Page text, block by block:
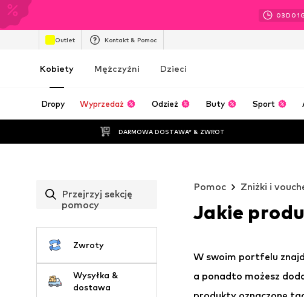
03D 01
Outlet Kontakt & Pomoc
Kobiety Mężczyźni Dzieci
Dropy Wyprzedaż Odzież Buty Sport
DARMOWA DOSTAWA* & ZWROT
Przejrzyj sekcję
pomocy
Zwroty
Wysyłka &
dostawa
Pomoc Zniżki i
Jakie
W swoim portfelu
a ponadto możesz